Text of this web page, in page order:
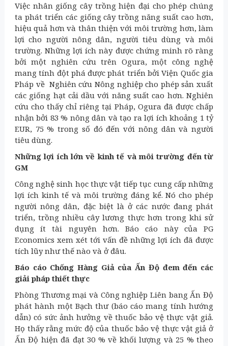
Việc nhân giống cây trồng hiện đại cho phép chúng
ta phát triển các giống cây trồng năng suất cao hơn,
hiệu quả hơn và thân thiện với môi trường hơn, làm
lợi cho người nông dân, người tiêu dùng và môi
trường. Những lợi ích này được chứng minh rõ ràng
bởi một nghiên cứu trên Ogura, một công nghệ
mang tính đột phá được phát triển bởi Viện Quốc gia
Pháp về Nghiên cứu Nông nghiệp cho phép sản xuất
các giống hạt cải dầu với năng suất cao hơn. Nghiên
cứu cho thấy chỉ riêng tại Pháp, Ogura đã được chấp
nhận bởi 83 % nông dân và tạo ra lợi ích khoảng 1 tỷ
EUR, 75 % trong số đó đến với nông dân và người
tiêu dùng.
Những lợi ích lớn về kinh tế và môi trường đến từ
GM
Công nghệ sinh học thực vật tiếp tục cung cấp những
lợi ích kinh tế và môi trường đáng kể. Nó cho phép
người nông dân, đặc biệt là ở các nước đang phát
triển, trồng nhiều cây lương thực hơn trong khi sử
dụng ít tài nguyên hơn. Báo cáo này của PG
Economics xem xét tới vấn đề những lợi ích đã được
tích lũy như thế nào và ở đâu.
Báo cáo Chống Hàng Giả của Ấn Độ đem đến các
giải pháp thiết thực
Phòng Thương mại và Công nghiệp Liên bang Ấn Độ
phát hành một Bạch thư (báo cáo mang tính hướng
dẫn) có sức ảnh hưởng về thuốc bảo vệ thực vật giả.
Họ thấy rằng mức độ của thuốc bảo vệ thực vật giả ở
Ấn Độ hiện đã đạt 30 % về khối lượng và 25 % theo